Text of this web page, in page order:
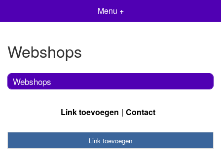
Menu +
Webshops
Webshops
Link toevoegen Contact
Link toevoegen